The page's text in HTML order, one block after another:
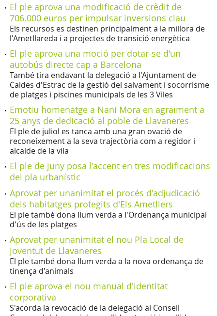
El ple aprova una modificació de crèdit de
706.000 euros per impulsar inversions clau
Els recursos es destinen principalment a la millora de
l'Ametllareda i a projectes de transició energètica
El ple aprova una moció per dotar-se d'un
autobús directe cap a Barcelona
També tira endavant la delegació a l'Ajuntament de
Caldes d'Estrac de la gestió del salvament i socorrisme
de platges i piscines municipals de les 3 Viles
Emotiu homenatge a Nani Mora en agraïment a
25 anys de dedicació al poble de Llavaneres
El ple de juliol es tanca amb una gran ovació de
reconeixement a la seva trajectòria com a regidor i
alcalde de la vila
El ple de juny posa l'accent en tres modificacions
del pla urbanístic
Aprovat per unanimitat el procés d'adjudicació
dels habitatges protegits d'Els Ametllers
El ple també dona llum verda a l'Ordenança municipal
d'ús de les platges
Aprovat per unanimitat el nou Pla Local de
Joventut de Llavaneres
El ple també dona llum verda a la nova ordenança de
tinença d'animals
El ple aprova el nou manual d'identitat
corporativa
S'acorda la revocació de la delegació al Consell